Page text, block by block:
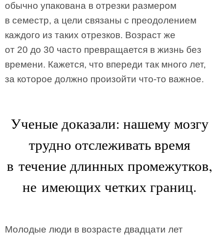
обычно упакована в отрезки размером
в семестр, а цели связаны с преодолением
каждого из таких отрезков. Возраст же
от 20 до 30 часто превращается в жизнь без
времени. Кажется, что впереди так много лет,
за которое должно произойти что-то важное.
Ученые доказали: нашему мозгу
трудно отслеживать время
в течение длинных промежутков,
не имеющих четких границ.
Молодые люди в возрасте двадцати лет